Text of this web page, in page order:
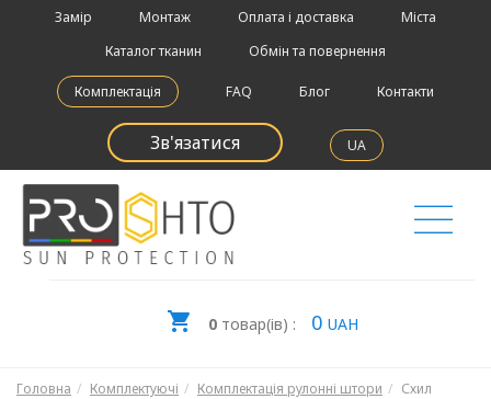
Замір Монтаж Оплата і доставка
Міста
Каталог тканин
Обмін та повернення
Комплектація FAQ Блог Контакти
Зв'язатися UA
0товар(ів) : 0 UAH
Головна Комплектуючі Комплектація рулонні штори
Схил